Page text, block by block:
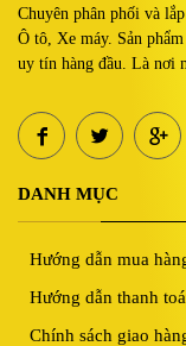
Chuyên phân phối và
Ô tô, Xe máy. Sản
uy tín hàng đầu. Là nơi
DANH MỤC
Hướng dẫn mua
Hướng dẫn thanh
Chính sách giao